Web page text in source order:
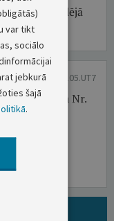
pēdējā
OP 2026/105.UT7
civillieta Nr.
pret
un
atbildētāju
var tikt
sociālo
jebkurā
šajā
.